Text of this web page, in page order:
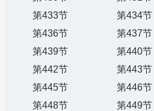
第433节
第434节
第436节
第437节
第439节
第440节
第442节
第443节
第445节
第446节
第448节
第449节